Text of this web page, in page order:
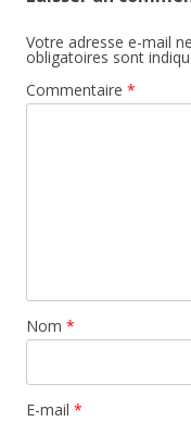
Votre adresse e-mail
obligatoires sont
Commentaire *
Nom *
E-mail *